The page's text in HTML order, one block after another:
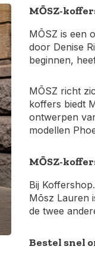
MŌSZ-
MŌSZ is een
door Denise
beginnen,
MŌSZ richt
koffers biedt
ontwerpen
modellen
MŌSZ-
Bij
Mōsz Lauren
de twee
Bestel snel